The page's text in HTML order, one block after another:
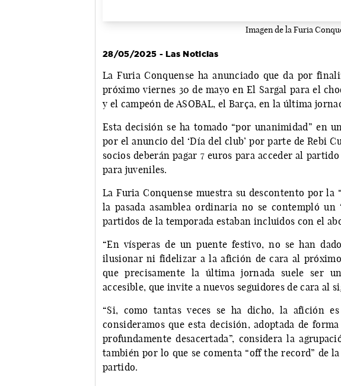
Imagen de la Furia
28/05/2025 - Las Noticias
La Furia Conquense ha anunciado que da por
próximo viernes 30 de mayo en El Sargal para el
y el campeón de ASOBAL, el Barça, en la última
Esta decisión se ha tomado “por unanimidad” en
por el anuncio del ‘Día del club’ por parte de Rebi
socios deberán pagar 7 euros para acceder al
para juveniles.
La Furia Conquense muestra su descontento por la
la pasada asamblea ordinaria no se contempló un
partidos de la temporada estaban incluidos con el
“En vísperas de un puente festivo, no se han
ilusionar ni fidelizar a la afición de cara al próximo
que precisamente la última jornada suele ser
accesible, que invite a nuevos seguidores de cara al
“Si, como tantas veces se ha dicho, la afición
consideramos que esta decisión, adoptada de
profundamente desacertada”, considera la
también por lo que se comenta “off the record” de
partido.